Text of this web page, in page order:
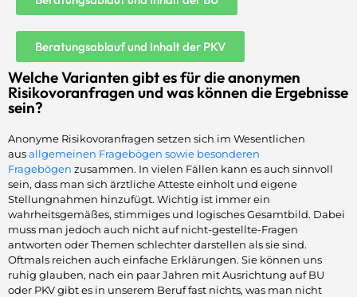
Beratungsablauf und Inhalt der PKV
Welche Varianten gibt es für die anonymen
Risikovoranfragen und was können die Ergebnisse
sein?
Anonyme Risikovoranfragen setzen sich im Wesentlichen
ausallgemeinen Fragebögen sowie besonderen
Fragebögen zusammen. In vielen Fällen kann es auch sinnvoll
sein, dass man sich ärztliche Atteste einholt und eigene
Stellungnahmen hinzufügt. Wichtig ist immer ein
wahrheitsgemäßes, stimmiges und logisches Gesamtbild. Dabei
muss man jedoch auch nicht auf nicht-gestellte-Fragen
antworten oder Themen schlechter darstellen als sie sind.
Oftmals reichen auch einfache Erklärungen. Sie können uns
ruhig glauben, nach ein paar Jahren mit Ausrichtung auf BU
oder PKV gibt es in unserem Beruf fast nichts, was man nicht